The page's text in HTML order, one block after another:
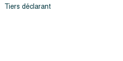
Tiers déclarant